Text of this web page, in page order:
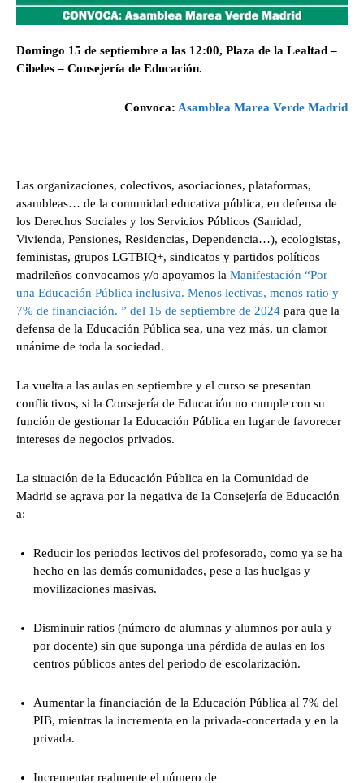
Domingo 15 de septiembre a las 12:00, Plaza de la Lealtad –
Cibeles – Consejería de Educación.
Convoca: Asamblea Marea Verde Madrid
Las organizaciones, colectivos, asociaciones, plataformas,
asambleas… de la comunidad educativa pública, en defensa de
los Derechos Sociales y los Servicios Públicos (Sanidad,
Vivienda, Pensiones, Residencias, Dependencia…), ecologistas,
feministas, grupos LGTBIQ+, sindicatos y partidos políticos
madrileños convocamos y/o apoyamos la Manifestación “Por
una Educación Pública inclusiva. Menos lectivas, menos ratio y
7% de financiación. ” del 15 de septiembre de 2024 para que la
defensa de la Educación Pública sea, una vez más, un clamor
unánime de toda la sociedad.
La vuelta a las aulas en septiembre y el curso se presentan
conflictivos, si la Consejería de Educación no cumple con su
función de gestionar la Educación Pública en lugar de favorecer
intereses de negocios privados.
La situación de la Educación Pública en la Comunidad de
Madrid se agrava por la negativa de la Consejería de Educación
a:
Reducir los periodos lectivos del profesorado, como ya se ha
hecho en las demás comunidades, pese a las huelgas y
movilizaciones masivas.
Disminuir ratios (número de alumnas y alumnos por aula y
por docente) sin que suponga una pérdida de aulas en los
centros públicos antes del periodo de escolarización.
Aumentar la financiación de la Educación Pública al 7% del
PIB, mientras la incrementa en la privada-concertada y en la
privada.
Incrementar realmente el número de